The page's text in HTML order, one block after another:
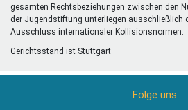
gesamten Rechtsbeziehungen zwischen den
der Jugendstiftung unterliegen ausschließlich
Ausschluss internationaler Kollisionsnormen.
Gerichtsstand ist Stuttgart
Folge uns: